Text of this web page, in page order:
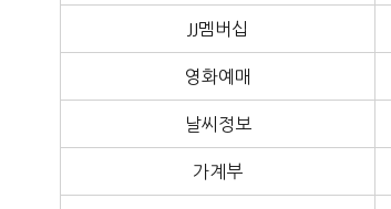
JJ멤버십
영화예매
날씨정보
가계부